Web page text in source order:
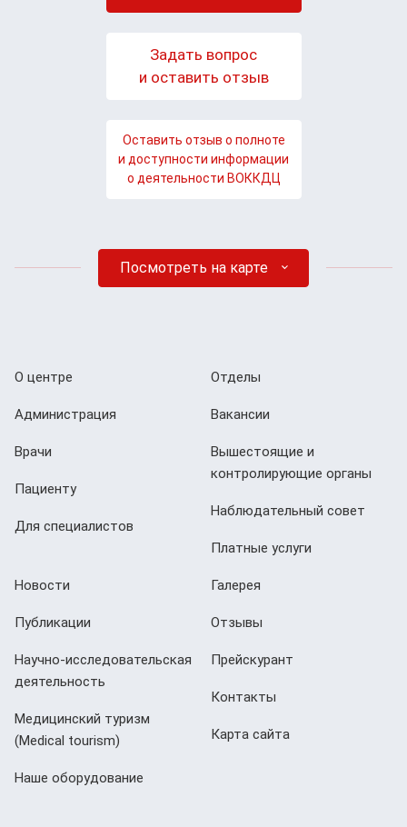
Задать вопрос
и оставить отзыв
Оставить отзыв о полноте
и доступности информации
о деятельности ВОККДЦ
Посмотреть на карте
О центре
Администрация
Врачи
Пациенту
Для специалистов
Отделы
Вакансии
Вышестоящие и
контролирующие органы
Наблюдательный совет
Платные услуги
Новости
Публикации
Научно-исследовательская
деятельность
Медицинский туризм
(Мedical tourism)
Наше оборудование
Галерея
Отзывы
Прейскурант
Контакты
Карта сайта